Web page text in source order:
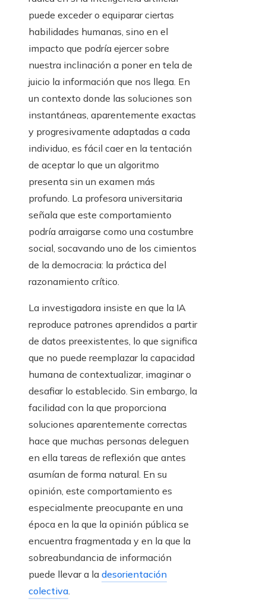
puede exceder o equiparar ciertas
habilidades humanas, sino en el
impacto que podría ejercer sobre
nuestra inclinación a poner en tela de
juicio la información que nos llega. En
un contexto donde las soluciones son
instantáneas, aparentemente exactas
y progresivamente adaptadas a cada
individuo, es fácil caer en la tentación
de aceptar lo que un algoritmo
presenta sin un examen más
profundo. La profesora universitaria
señala que este comportamiento
podría arraigarse como una costumbre
social, socavando uno de los cimientos
de la democracia: la práctica del
razonamiento crítico.
La investigadora insiste en que la IA
reproduce patrones aprendidos a partir
de datos preexistentes, lo que significa
que no puede reemplazar la capacidad
humana de contextualizar, imaginar o
desafiar lo establecido. Sin embargo, la
facilidad con la que proporciona
soluciones aparentemente correctas
hace que muchas personas deleguen
en ella tareas de reflexión que antes
asumían de forma natural. En su
opinión, este comportamiento es
especialmente preocupante en una
época en la que la opinión pública se
encuentra fragmentada y en la que la
sobreabundancia de información
puede llevar a la desorientación
colectiva.